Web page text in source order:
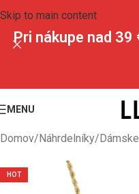
Skip to main content
Pri nákupe nad 39
MENU
Domov/Náhrdelníky/
HOT